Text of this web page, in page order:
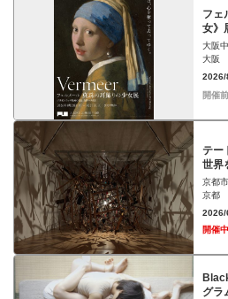
フェ
女》
大阪
大阪
2026/
開催前
テー
世界
京都
京都
2026/
開催中
グラ